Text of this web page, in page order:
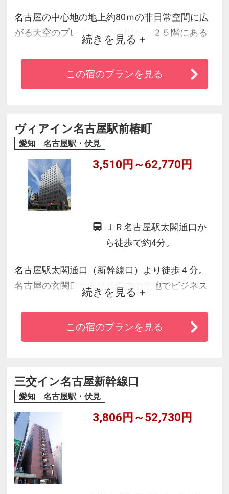
名古屋の中心地の地上約80ｍの非日常空間に広
がる天空のプレミア。１９階から２５階にある
客室からは、表情豊かな名古屋の街並みを一望
することができます。客室は全室禁煙です。ク
リーンな環境で快適にお過し頂けることをお約
続きを見る
この宿のプランを見る
ヴィアイン名古屋駅前椿町
愛知 名古屋駅・伏見
3,510円～62,770円
ＪＲ名古屋駅太閣通口か
ら徒歩で約4分。
名古屋駅太閣通口（新幹線口）より徒歩４分。
名古屋の玄関口かあ徒歩圏内の立地でビジネス
やレジャーの拠点に最適。
続きを見る
この宿のプランを見る
三交イン名古屋新幹線口
愛知 名古屋駅・伏見
3,806円～52,730円